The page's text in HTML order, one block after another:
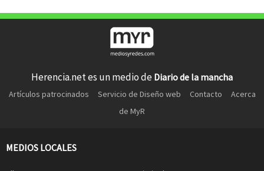
Herencia.net es un medio de Diario de la mancha
Artículos patrocinados Servicio de Diseño web Contacto
Acerca
de MyR
MEDIOS LOCALES